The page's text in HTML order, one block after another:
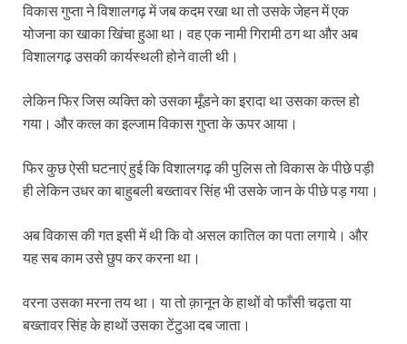
विकास गुप्ता ने विशालगढ़ में जब कदम रखा था तो उसके जेहन में एक
योजना का खाका खिंचा हुआ था। वह एक नामी गिरामी ठग था और अब
विशालगढ़ उसकी कार्यस्थली होने वाली थी।
लेकिन फिर जिस व्यक्ति को उसका मूँडने का इरादा था उसका कत्ल हो
गया। और कत्ल का इल्जाम विकास गुप्ता के ऊपर आया।
फिर कुछ ऐसी घटनाएं हुई कि विशालगढ़ की पुलिस तो विकास के पीछे पड़ी
ही लेकिन उधर का बाहुबली बख्तावर सिंह भी उसके जान के पीछे पड़ गया।
अब विकास की गत इसी में थी कि वो असल कातिल का पता लगाये। और
यह सब काम उसे छुप कर करना था।
वरना उसका मरना तय था। या तो क़ानून के हाथों वो फाँसी चढ़ता या
बख्तावर सिंह के हाथों उसका टेंटुआ दब जाता।